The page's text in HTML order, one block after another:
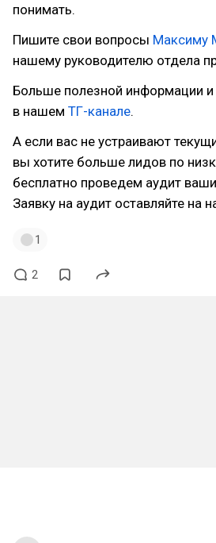
понимать.
Пишите свои вопросы Максиму
нашему руководителю отдела
Больше полезной информации
в нашем ТГ-канале.
А если вас не устраивают
вы хотите больше лидов по
бесплатно проведем аудит
Заявку на аудит оставляйте на
1
2